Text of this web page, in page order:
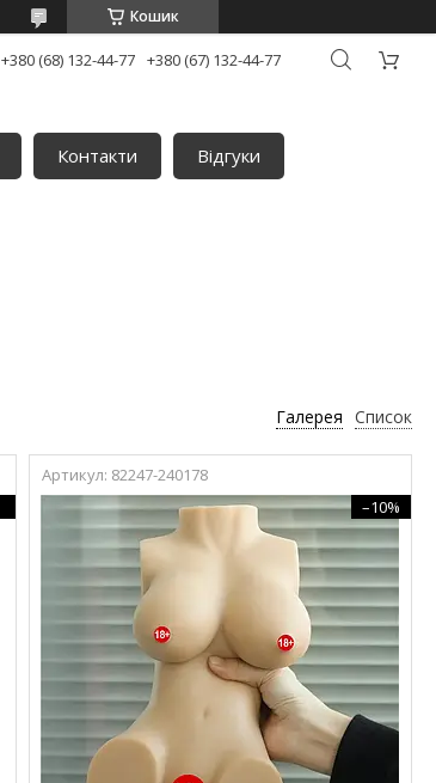
Кошик
+380 (68) 132-44-77 +380 (67) 132-44-77
Контакти
Відгуки
Галерея Список
82247-240178
–10%